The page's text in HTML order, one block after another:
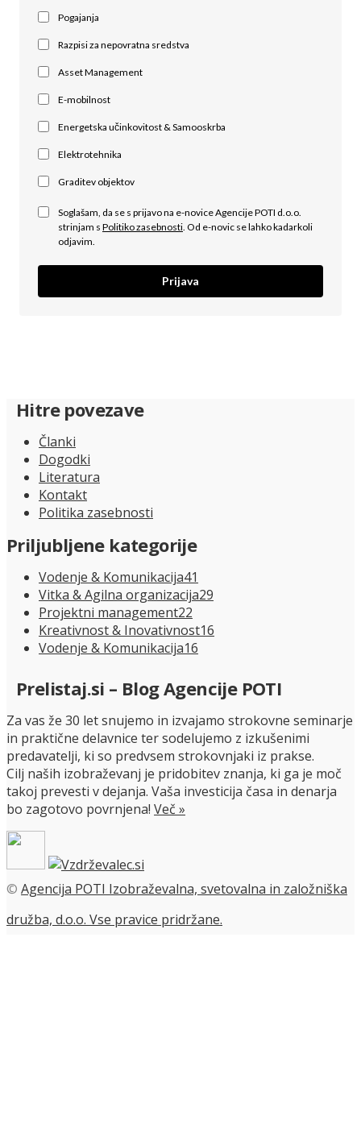
Pogajanja
Razpisi za nepovratna sredstva
Asset Management
E-mobilnost
Energetska učinkovitost & Samooskrba
Elektrotehnika
Graditev objektov
Soglašam, da se s prijavo na e-novice Agencije POTI d.o.o.
strinjam s Politiko zasebnosti . Od e-novic se lahko kadarkoli
odjavim.
Prijava
Hitre povezave
Članki
Dogodki
Literatura
Kontakt
Politika zasebnosti
Priljubljene kategorije
Vodenje & Komunikacija41
Vitka & Agilna organizacija29
Projektni management22
Kreativnost & Inovativnost16
Vodenje & Komunikacija16
Prelistaj.si – Blog Agencije POTI
Za vas že 30 let snujemo in izvajamo strokovne seminarje
in praktične delavnice ter sodelujemo z izkušenimi
predavatelji, ki so predvsem strokovnjaki iz prakse.
Cilj naših izobraževanj je pridobitev znanja, ki ga je moč
takoj prevesti v dejanja. Vaša investicija časa in denarja
bo zagotovo povrnjena! Več »
© Agencija POTI Izobraževalna, svetovalna in založniška
družba, d.o.o. Vse pravice pridržane.